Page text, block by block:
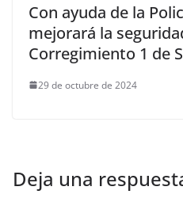
Con ayuda de la
mejorará la
Corregimiento 1 de
29 de octubre de 2024
Deja una